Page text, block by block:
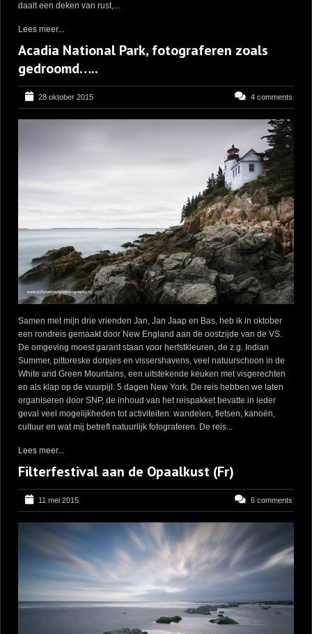
daalt een deken van rust,...
Lees meer...
Acadia National Park, fotograferen zoals
gedroomd…..
28 oktober 2015 4 comments
Samen met mijn drie vrienden Jan, Jan Jaap en Bas, heb ik in oktober
een rondreis gemaakt door New England aan de oostzijde van de VS.
De omgeving moest garant staan voor herfstkleuren, de z.g. Indian
Summer, pittoreske dorpjes en vissershavens, veel natuurschoon in de
White and Green Mountains, een uitstekende keuken met visgerechten
en als klap op de vuurpijl: 5 dagen New York. De reis hebben we laten
organiseren door SNP, de inhoud van het reispakket bevatte in ieder
geval veel mogelijkheden tot activiteiten: wandelen, fietsen, kanoën,
cultuur en wat mij betreft natuurlijk fotograferen. De reis...
Lees meer...
Filterfestival aan de Opaalkust (Fr)
11 mei 2015 6 comments